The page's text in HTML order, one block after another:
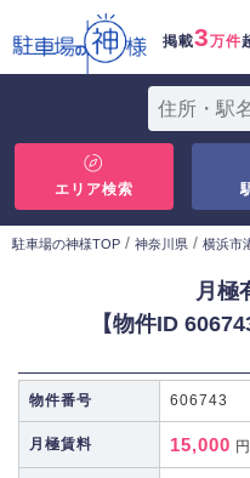
掲載3万件
エリア検索
駐車場の神様TOP / 神奈川県 / 横浜市
月極
【物件ID
物件番号 606743
月極賃料 15,000 円